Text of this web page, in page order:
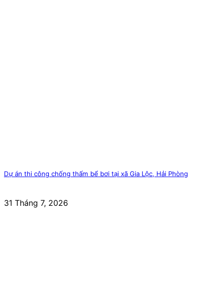
Dự án thi công chống thấm bể bơi tại xã Gia Lộc, Hải Phòng
31 Tháng 7, 2026